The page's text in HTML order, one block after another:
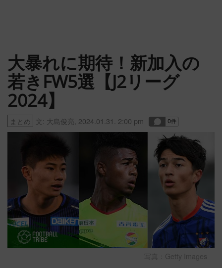
大暴れに期待！新加入の
若きFW5選【J2リーグ
2024】
まとめ 文: 大島俊亮 2024.01.31. 2:00 pm
写真：Getty Images